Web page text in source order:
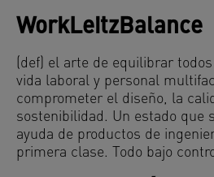
WorkLeitzBalance
(def) el arte de equilibrar
vida laboral y personal
comprometer el diseño, la
sostenibilidad. Un estado que
ayuda de productos de
primera clase. Todo bajo